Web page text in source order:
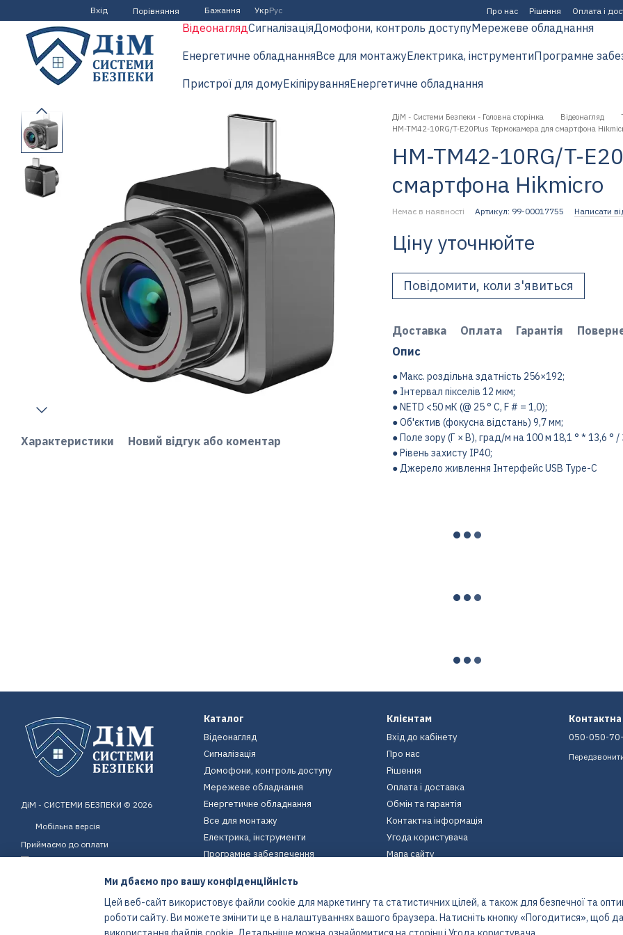
Перейти до основного контенту
Вхід Порівняння Бажання УкрРус Про нас Рішення Оплата і
ВідеонаглядСигналізаціяДомофони, контроль доступуМережеве обладнання
Енергетичне обладнанняВсе для монтажуЕлектрика, інструментиПрограмне
Пристрої для домуЕкіпіруванняЕнергетичне обладнання
Характеристики Новий відгук або коментар
ДіМ - Системи Безпеки - Головна сторінка Відеонагляд
HM-TM42-10RG/T-E20Plus Термокамера для смартфона
HM-TM42-10RG/T-
смартфона Hikmicro
Немає в наявності Артикул: 99-00017755 Написати
Ціну уточнюйте
Повідомити, коли з'явиться
Доставка Оплата Гарантія
Опис
● Макс. роздільна здатність 256×192;
● Інтервал пікселів 12 мкм;
● NETD <50 мК (@ 25 ° C, F # = 1,0);
● Об'єктив (фокусна відстань) 9,7 мм;
● Поле зору (Г × В), град/м на 100 м 18,1 ° * 13,6 ° /
● Рівень захисту IP40;
● Джерело живлення Інтерфейс USB Type-C
ДіМ - СИСТЕМИ БЕЗПЕКИ © 2026
Мобільна версія
Приймаємо до оплати
Інтернет-магазин створений з Хорошоп
Каталог
Відеонагляд
Сигналізація
Домофони, контроль доступу
Мережеве обладнання
Енергетичне обладнання
Все для монтажу
Електрика, інструменти
Програмне забезпечення
Екіпірування
Енергетичне обладнання
Клієнтам
Вхід до кабінету
Про нас
Рішення
Оплата і доставка
Обмін та гарантія
Контактна інформація
Угода користувача
Мапа сайту
050-050-
Ми дбаємо про вашу конфіденційність
Цей веб-сайт використовує файли cookie для маркетингу та статистичних цілей, а також для безпечної та
роботи сайту. Ви можете змінити це в налаштуваннях вашого браузера. Натисніть кнопку «Погодитися», щоб